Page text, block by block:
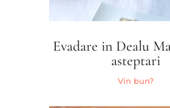
Evadare in Dealu
asteptari
Vin bun?